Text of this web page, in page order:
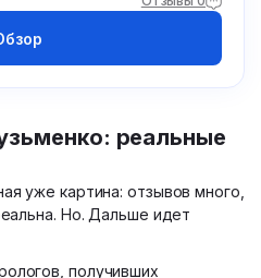
реальные
уже картина: отзывов много,
Но. Дальше идет
получивших